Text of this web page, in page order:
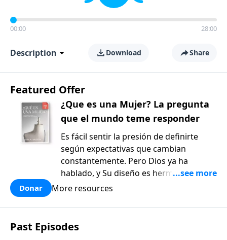
00:00 28:00
Description Download Share
Featured Offer
¿Que es una Mujer? La pregunta
que el mundo teme responder
Es fácil sentir la presión de definirte
según expectativas que cambian
constantemente. Pero Dios ya ha
hablado, y Su diseño es hermoso y
bueno. ¿Qué es una mujer?: La pregunta
Kassian, es un recurso reflexivo y
fundamentado en la verdad bíblica que
te ayudará a afirmar tu manera de
Donar More resources
Past Episodes